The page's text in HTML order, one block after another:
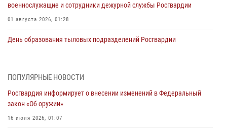
военнослужащие и сотрудники дежурной службы Росгвардии
01 августа 2026, 01:28
День образования тыловых подразделений Росгвардии
В Управлении Росгвардии по Хабаровскому краю состоялось
избирательного права
31 июля 2026, 03:26
ПОПУЛЯРНЫЕ НОВОСТИ
Росгвардия информирует о внесении изменений в Федеральный
закон «Об оружии»
16 июля 2026, 01:07